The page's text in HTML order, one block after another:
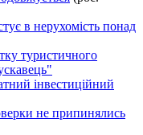
в нерухомість понад
туристичного
інвестиційний
не припинялись